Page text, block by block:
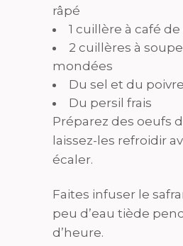
râpé
1 cuillère à café
2 cuillères à
mondées
Du sel et du poivre
Du persil frais
Préparez des oeufs
laissez-les refroidir
écaler.
Faites infuser le
peu d’eau tiède
d’heure.